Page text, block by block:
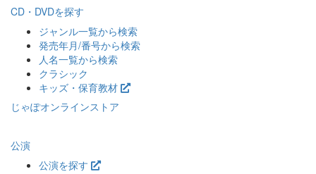
CD・DVDを探す
ジャンル一覧から検索
発売年月/番号から検索
人名一覧から検索
クラシック
キッズ・保育教材
じゃぽオンラインストア
公演
公演を探す